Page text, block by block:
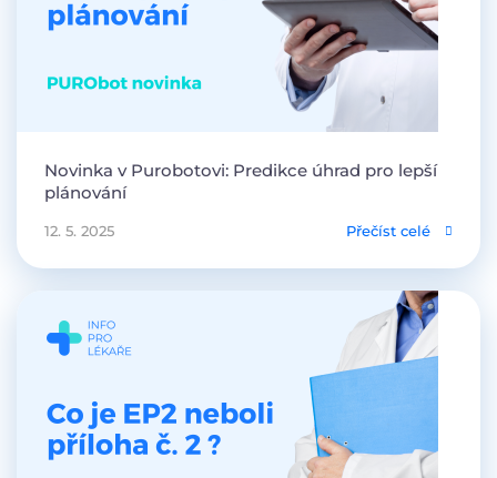
Novinka v Purobotovi: Predikce úhrad pro lepší
plánování
12. 5. 2025 Přečíst celé